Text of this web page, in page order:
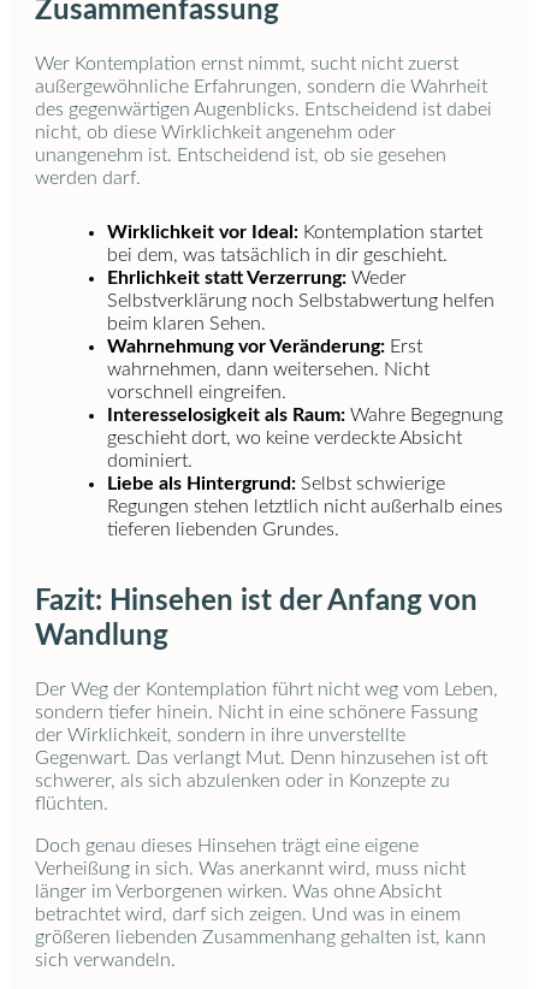
Zusammenfassung
Wer Kontemplation ernst nimmt, sucht nicht zuerst
außergewöhnliche Erfahrungen, sondern die Wahrheit
des gegenwärtigen Augenblicks. Entscheidend ist dabei
nicht, ob diese Wirklichkeit angenehm oder
unangenehm ist. Entscheidend ist, ob sie gesehen
werden darf.
Wirklichkeit vor Ideal: Kontemplation startet
bei dem, was tatsächlich in dir geschieht.
Ehrlichkeit statt Verzerrung: Weder
Selbstverklärung noch Selbstabwertung helfen
beim klaren Sehen.
Wahrnehmung vor Veränderung: Erst
wahrnehmen, dann weitersehen. Nicht
vorschnell eingreifen.
Interesselosigkeit als Raum: Wahre Begegnung
geschieht dort, wo keine verdeckte Absicht
dominiert.
Liebe als Hintergrund: Selbst schwierige
Regungen stehen letztlich nicht außerhalb eines
tieferen liebenden Grundes.
Fazit: Hinsehen ist der Anfang von
Wandlung
Der Weg der Kontemplation führt nicht weg vom Leben,
sondern tiefer hinein. Nicht in eine schönere Fassung
der Wirklichkeit, sondern in ihre unverstellte
Gegenwart. Das verlangt Mut. Denn hinzusehen ist oft
schwerer, als sich abzulenken oder in Konzepte zu
flüchten.
Doch genau dieses Hinsehen trägt eine eigene
Verheißung in sich. Was anerkannt wird, muss nicht
länger im Verborgenen wirken. Was ohne Absicht
betrachtet wird, darf sich zeigen. Und was in einem
größeren liebenden Zusammenhang gehalten ist, kann
sich verwandeln.